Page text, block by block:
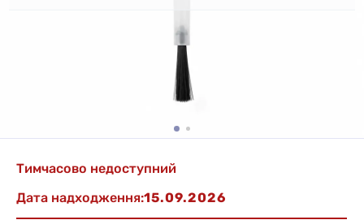
Тимчасово недоступний
Дата надходження:15.09.2026